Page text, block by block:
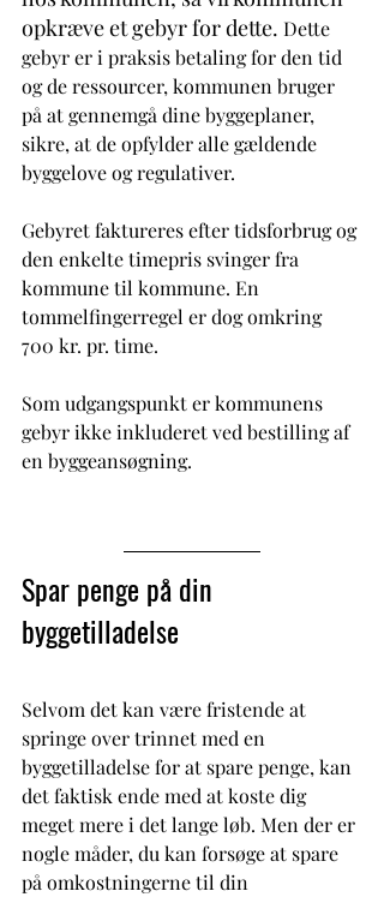
opkræve et gebyr for dette. Dette
gebyr er i praksis betaling for den tid
og de ressourcer, kommunen bruger
på at gennemgå dine byggeplaner,
sikre, at de opfylder alle gældende
byggelove og regulativer.
Gebyret faktureres efter tidsforbrug og
den enkelte timepris svinger fra
kommune til kommune. En
tommelfingerregel er dog omkring
700 kr. pr. time.
Som udgangspunkt er kommunens
gebyr ikke inkluderet ved bestilling af
en byggeansøgning.
Spar penge på din
byggetilladelse
Selvom det kan være fristende at
springe over trinnet med en
byggetilladelse for at spare penge, kan
det faktisk ende med at koste dig
meget mere i det lange løb. Men der er
nogle måder, du kan forsøge at spare
på omkostningerne til din